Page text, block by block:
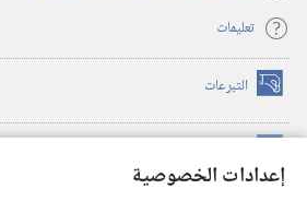
إعدادات الخصوصية
تعليمات
التبرعات (يفتح
نافذة
(يفتح
نافذة